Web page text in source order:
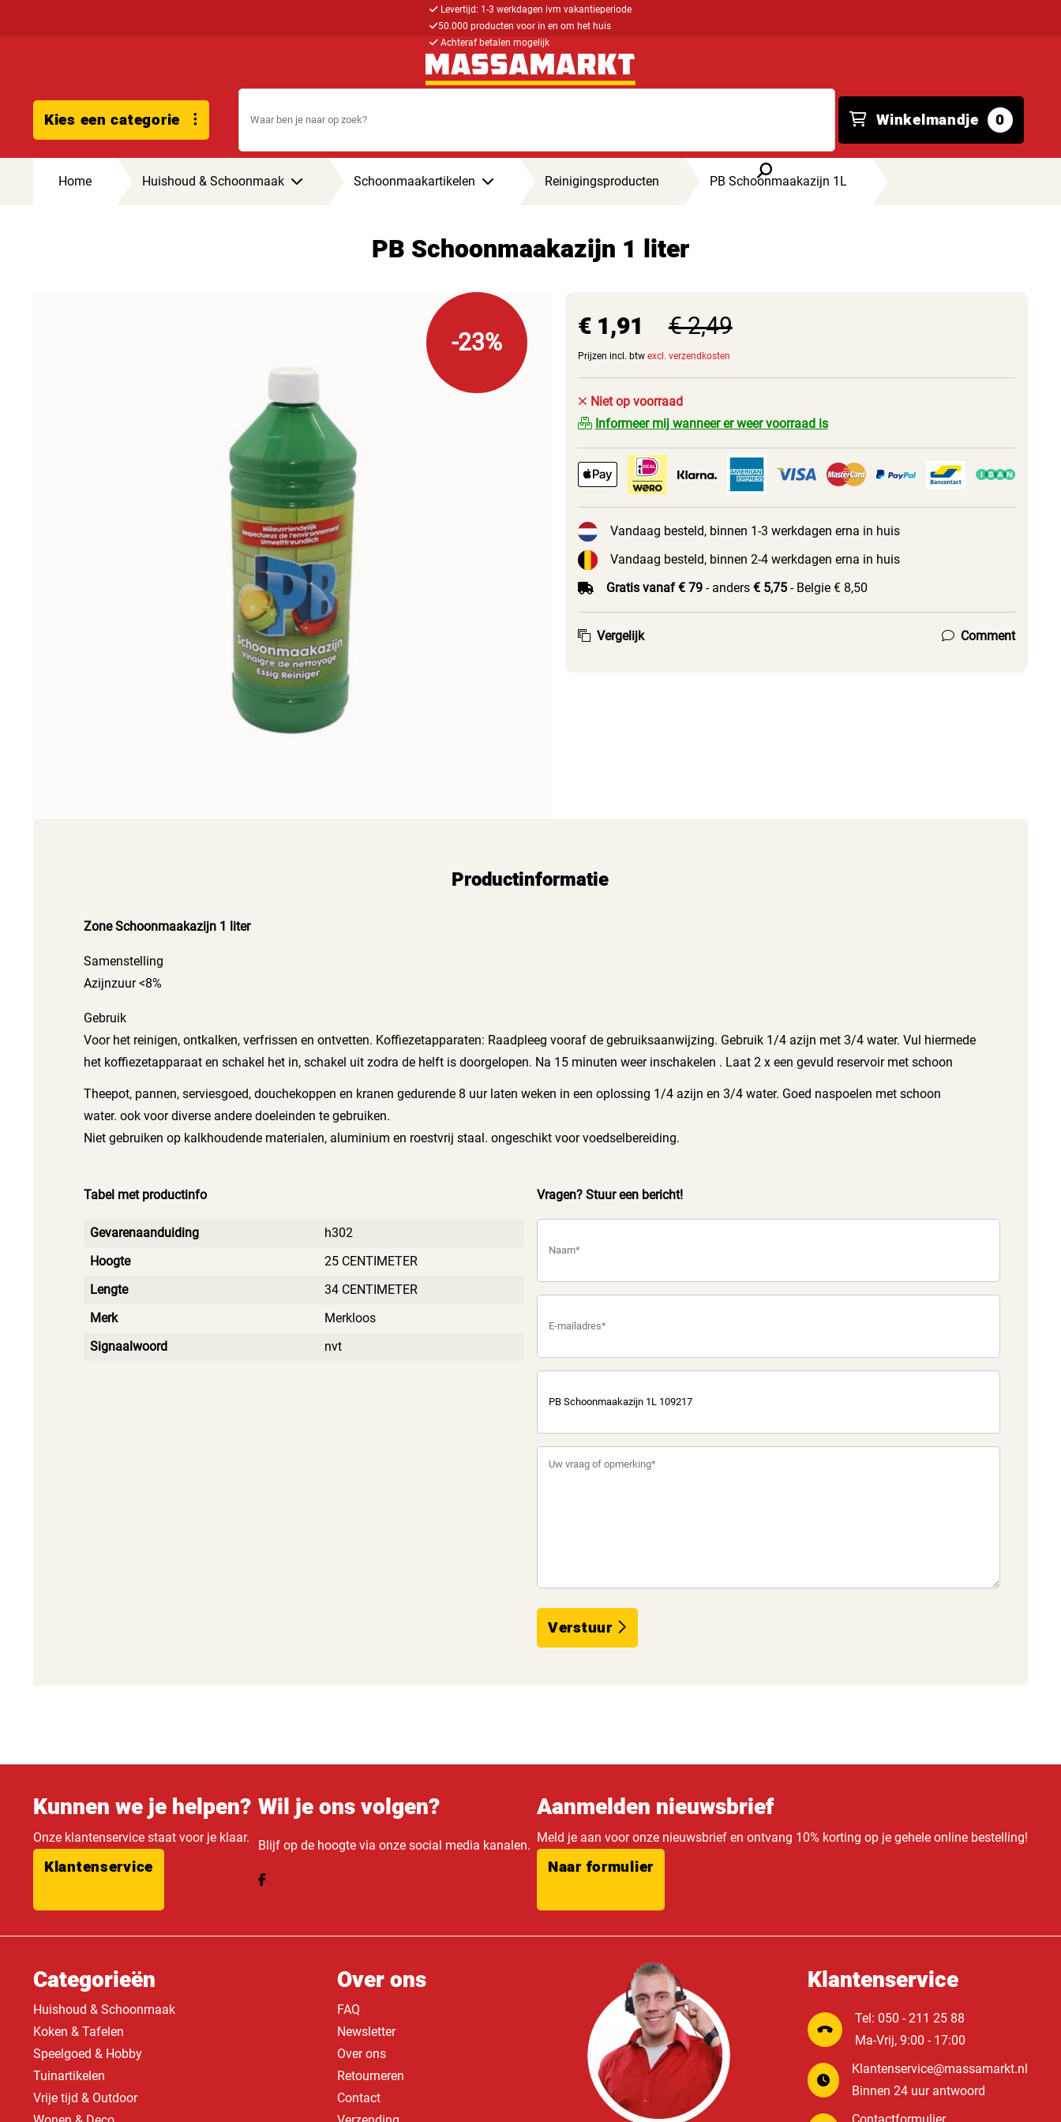
Levertijd: 1-3 werkdagen ivm vakantieperiode
50.000 producten voor in en om het huis
Achteraf betalen mogelijk
Kies een categorie Winkelmandje 0
Home Huishoud & Schoonmaak Schoonmaakartikelen Reinigingsproducten PB Schoonmaakazijn 1L
PB Schoonmaakazijn 1 liter
-23% € 1,91 € 2,49
Prijzen incl. btw excl. verzendkosten
Niet op voorraad
Informeer mij wanneer er weer voorraad is
Vandaag besteld, binnen 1-3 werkdagen erna in huis
Vandaag besteld, binnen 2-4 werkdagen erna in huis
Gratis vanaf € 79- anders € 5,75- Belgie € 8,50
Vergelijk Comment
Productinformatie
Zone Schoonmaakazijn 1 liter
Samenstelling
Azijnzuur <8%
Gebruik
Voor het reinigen, ontkalken, verfrissen en ontvetten. Koffiezetapparaten: Raadpleeg vooraf de gebruiksaanwijzing. Gebruik 1/4 azijn met 3/4 water. Vul hiermede
het koffiezetapparaat en schakel het in, schakel uit zodra de helft is doorgelopen. Na 15 minuten weer inschakelen . Laat 2 x een gevuld reservoir met schoon
Theepot, pannen, serviesgoed, douchekoppen en kranen gedurende 8 uur laten weken in een oplossing 1/4 azijn en 3/4 water. Goed naspoelen met schoon
water. ook voor diverse andere doeleinden te gebruiken.
Niet gebruiken op kalkhoudende materialen, aluminium en roestvrij staal. ongeschikt voor voedselbereiding.
Tabel met productinfo
Gevarenaanduiding
h302
Hoogte
25 CENTIMETER
Lengte
34 CENTIMETER
Merk
Merkloos
Signaalwoord
nvt
Vragen? Stuur een bericht!
Verstuur
Kunnen we je helpen?
Onze klantenservice staat voor je klaar.
Klantenservice
Wil je ons volgen?
Blijf op de hoogte via onze social media kanalen.
Aanmelden nieuwsbrief
Meld je aan voor onze nieuwsbrief en ontvang 10% korting op je gehele online bestelling!
Naar formulier
Categorieën
Huishoud & Schoonmaak
Koken & Tafelen
Speelgoed & Hobby
Tuinartikelen
Vrije tijd & Outdoor
Over ons
FAQ
Newsletter
Over ons
Retourneren
Contact
Klantenservice
Tel: 050 - 211 25 88
Ma-Vrij, 9:00 - 17:00
Klantenservice@massamarkt.nl
Binnen 24 uur antwoord
Contactformulier